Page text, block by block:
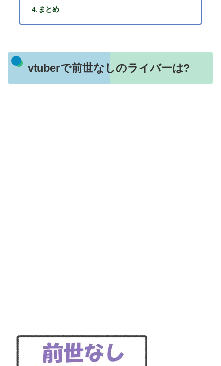
まとめ
vtuberで前世なしのライバーは?